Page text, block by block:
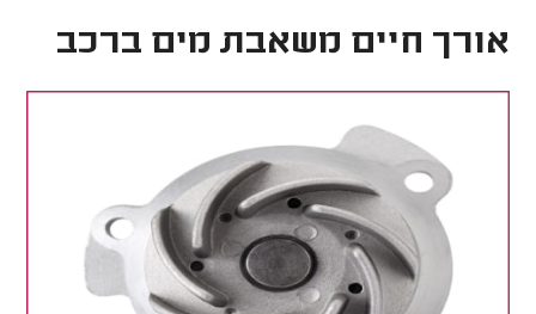
אורך חיים משאבת מים ברכב